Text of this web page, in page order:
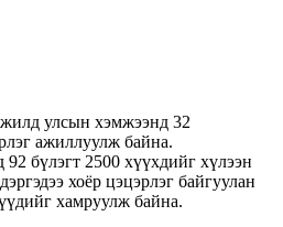
улсын хэмжээнд 32
ажиллуулж байна.
бүлэгт 2500 хүүхдийг хүлээн
хоёр цэцэрлэг байгуулан
хамруулж байна.